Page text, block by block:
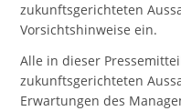
zukunftsgerichteten
Vorsichtshinweise ein.
Alle in dieser
zukunftsgerichteten
Erwartungen des